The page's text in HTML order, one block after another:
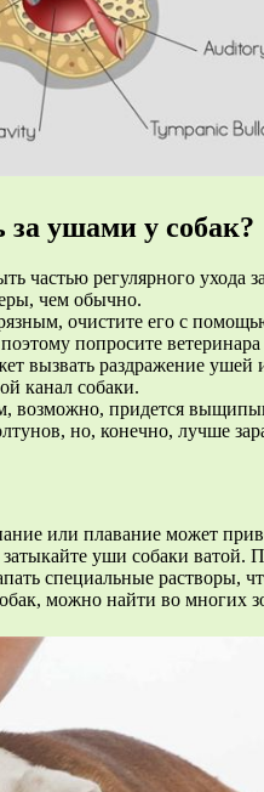
за ушами у собак?
частью регулярного
чем обычно.
очистите его с
попросите
вызвать раздражение
канал собаки.
возможно, придется
но, конечно, лучше
или плавание может
уши собаки
специальные растворы,
можно найти во многих